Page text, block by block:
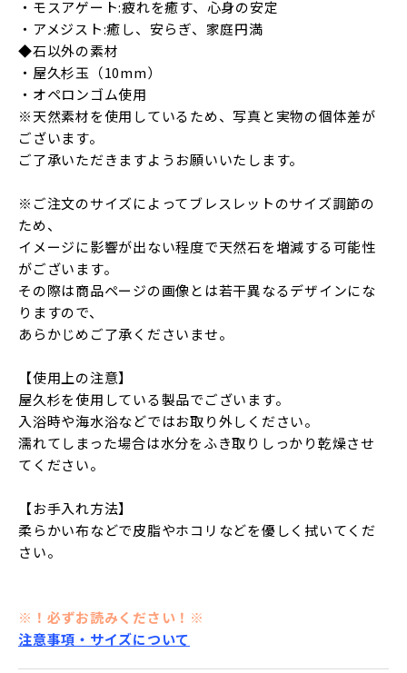
・モスアゲート:疲れを癒す、心身の安定
・アメジスト:癒し、安らぎ、家庭円満
◆石以外の素材
・屋久杉玉（10mm）
・オペロンゴム使用
※天然素材を使用しているため、写真と実物の個体差が
ございます。
ご了承いただきますようお願いいたします。
※ご注文のサイズによってブレスレットのサイズ調節の
ため、
イメージに影響が出ない程度で天然石を増減する可能性
がございます。
その際は商品ページの画像とは若干異なるデザインにな
りますので、
あらかじめご了承くださいませ。
【使用上の注意】
屋久杉を使用している製品でございます。
入浴時や海水浴などではお取り外しください。
濡れてしまった場合は水分をふき取りしっかり乾燥させ
てください。
【お手入れ方法】
柔らかい布などで皮脂やホコリなどを優しく拭いてくだ
さい。
※！必ずお読みください！※
注意事項・サイズについて